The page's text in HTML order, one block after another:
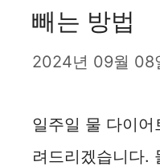
빼는 방법
2024년 09월 08
일주일 물 다이
려드리겠습니다.